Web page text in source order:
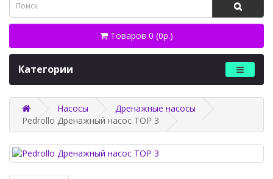
Товаров 0 (0р.)
Категории
Насосы
Дренажные насосы
Pedrollo Дренажный насос TOP 3